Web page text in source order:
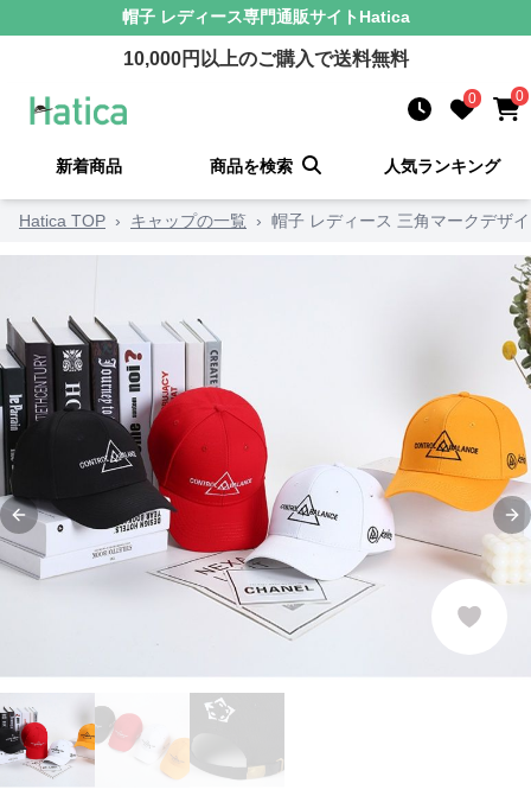
帽子 レディース専門通販サイト Hatica
10,000円以上のご購入で送料無料
0 0
新着商品 商品を検索 人気ランキング
Hatica TOP › キャップの一覧 › 帽子 レディース 三角マークデザ
Previous slide